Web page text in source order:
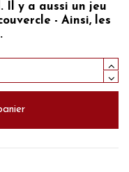
Il y a aussi un jeu
- Ainsi, les